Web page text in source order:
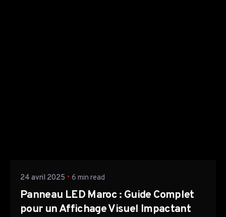
24 avril 2025 6 min read
Panneau LED Maroc : Guide Complet
pour un Affichage Visuel Impactant